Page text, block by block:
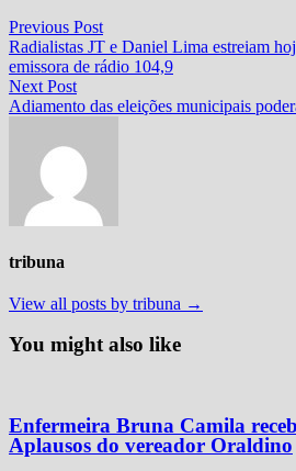
Navegação
de
Post
Previous PostPrevious
post:
Radialistas JT e Daniel Lima estreiam
emissora de rádio 104,9
Next PostNext
post:
Adiamento das eleições municipais
tribuna
View all posts by tribuna →
You might also like
Enfermeira Bruna Camila
Aplausos do vereador Oraldino